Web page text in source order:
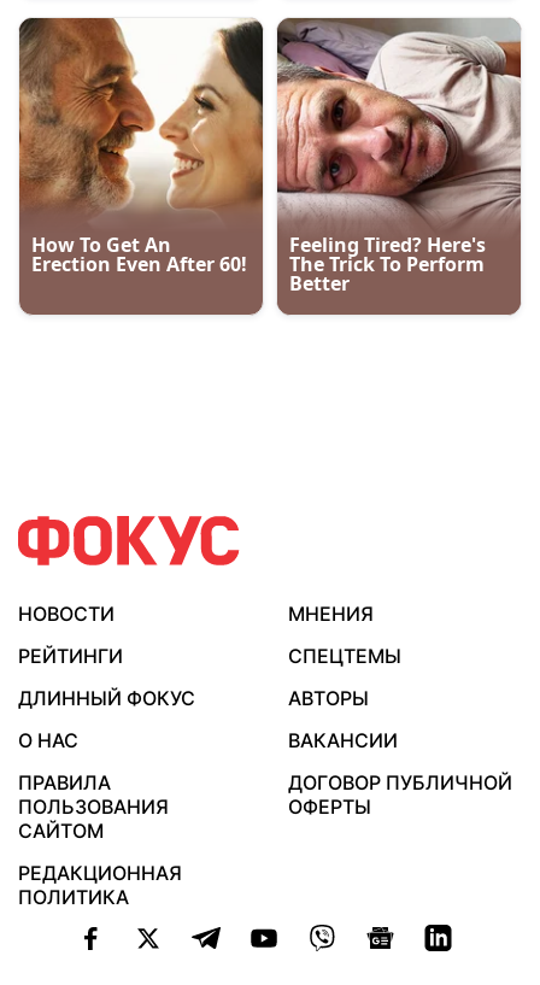
НОВОСТИ
МНЕНИЯ
РЕЙТИНГИ
СПЕЦТЕМЫ
ДЛИННЫЙ ФОКУС
АВТОРЫ
О НАС
ВАКАНСИИ
ПРАВИЛА
ПОЛЬЗОВАНИЯ
САЙТОМ
ДОГОВОР ПУБЛИЧНОЙ
ОФЕРТЫ
РЕДАКЦИОННАЯ
ПОЛИТИКА